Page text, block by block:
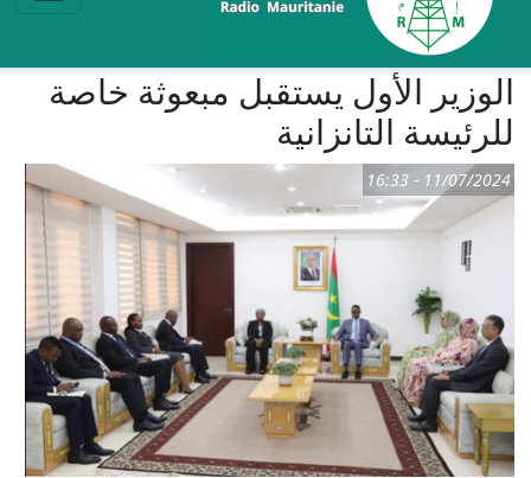
الوزير الأول يستقبل مبعوثة خاصة
للرئيسة التانزانية
11/07/2024 - 16:33